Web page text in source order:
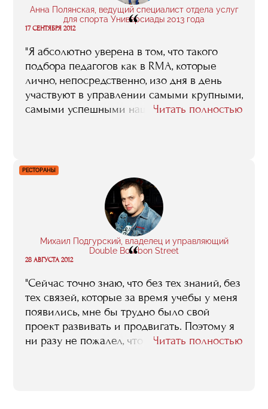
Анна Полянская, ведущий специалист отдела услуг
для спорта Универсиады 2013 года
“
17 СЕНТЯБРЯ 2012
"Я абсолютно уверена в том, что такого
подбора педагогов как в RMA, которые
лично, непосредственно, изо дня в день
участвуют в управлении самыми крупными,
самыми успешными нашими – да и не
эти люди способны передать, их и
получить-то больше негде..."
Читать полностью
РЕСТОРАНЫ
Михаил Подгурский, владелец и управляющий
Double Bourbon Street
“
28 АВГУСТА 2012
"Сейчас точно знаю, что без тех знаний, без
тех связей, которые за время учебы у меня
появились, мне бы трудно было свой
проект развивать и продвигать. Поэтому я
ни разу не пожалел, что пришел в RMA..."
Читать полностью